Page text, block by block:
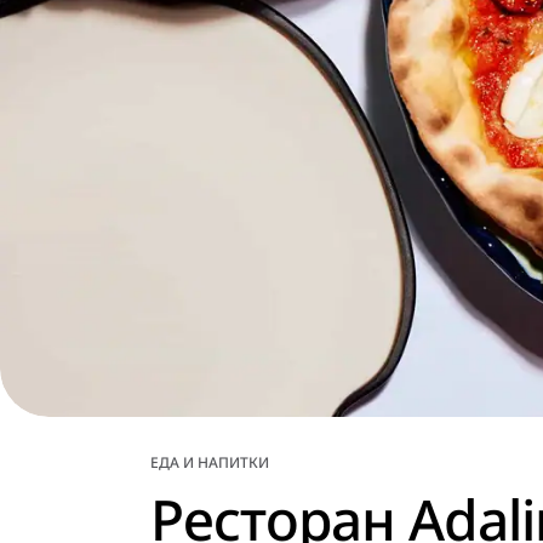
ЕДА И НАПИТКИ
Ресторан